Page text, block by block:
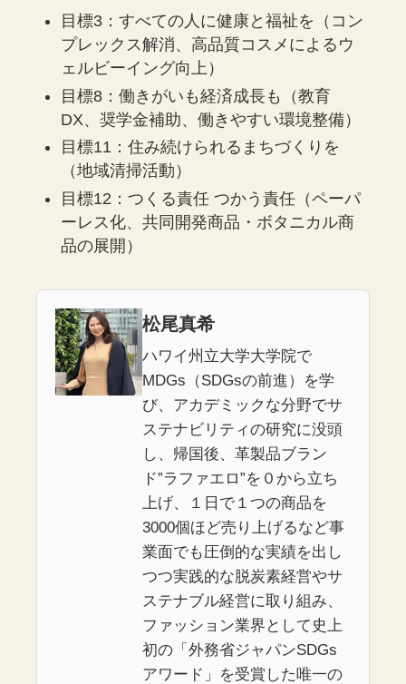
目標3：すべての人に健康と福祉を（コン
プレックス解消、高品質コスメによるウ
ェルビーイング向上）
目標8：働きがいも経済成長も（教育
DX、奨学金補助、働きやすい環境整備）
目標11：住み続けられるまちづくりを
（地域清掃活動）
目標12：つくる責任 つかう責任（ペーパ
ーレス化、共同開発商品・ボタニカル商
品の展開）
松尾真希
ハワイ州立大学大学院で
MDGs（SDGsの前進）を学
び、アカデミックな分野でサ
ステナビリティの研究に没頭
し、帰国後、革製品ブラン
ド”ラファエロ”を０から立ち
上げ、１日で１つの商品を
3000個ほど売り上げるなど事
業面でも圧倒的な実績を出し
つつ実践的な脱炭素経営やサ
ステナブル経営に取り組み、
ファッション業界として史上
初の「外務省ジャパンSDGs
アワード」を受賞した唯一の